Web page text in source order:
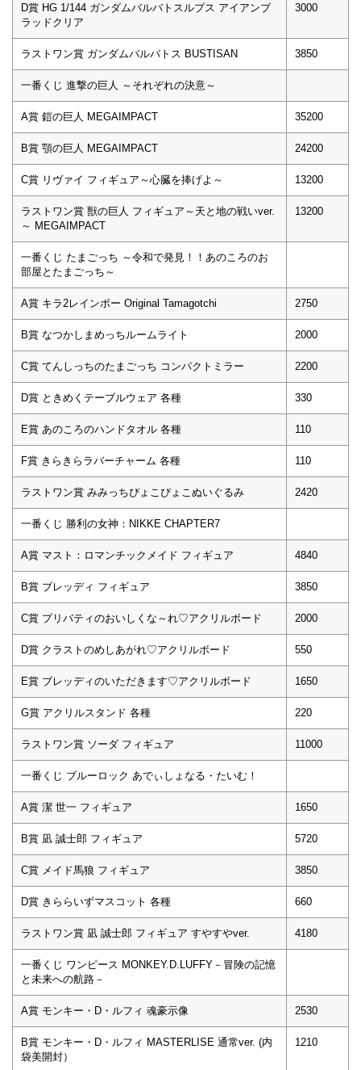
D賞 HG 1/144 ガンダムバルバトスルプス アイアンブ
ラッドクリア
3000
ラストワン賞 ガンダムバルバトス BUSTISAN 3850
一番くじ 進撃の巨人 ～それぞれの決意～
A賞 鎧の巨人 MEGAIMPACT 35200
B賞 顎の巨人 MEGAIMPACT 24200
C賞 リヴァイ フィギュア～心臓を捧げよ～ 13200
ラストワン賞 獣の巨人 フィギュア～天と地の戦いver.
～ MEGAIMPACT
13200
一番くじ たまごっち ～令和で発見！！あのころのお
部屋とたまごっち～
A賞 キラ2レインボー Original Tamagotchi 2750
B賞 なつかしまめっちルームライト 2000
C賞 てんしっちのたまごっち コンパクトミラー 2200
D賞 ときめくテーブルウェア 各種 330
E賞 あのころのハンドタオル 各種 110
F賞 きらきらラバーチャーム 各種 110
ラストワン賞 みみっちぴょこぴょこぬいぐるみ 2420
一番くじ 勝利の女神：NIKKE CHAPTER7
A賞 マスト：ロマンチックメイド フィギュア 4840
B賞 ブレッディ フィギュア 3850
C賞 プリバティのおいしくな～れ♡アクリルボード 2000
D賞 クラストのめしあがれ♡アクリルボード 550
E賞 ブレッディのいただきます♡アクリルボード 1650
G賞 アクリルスタンド 各種 220
ラストワン賞 ソーダ フィギュア 11000
一番くじ ブルーロック あでぃしょなる・たいむ！
A賞 潔 世一 フィギュア 1650
B賞 凪 誠士郎 フィギュア 5720
C賞 メイド馬狼 フィギュア 3850
D賞 きららいずマスコット 各種 660
ラストワン賞 凪 誠士郎 フィギュア すやすやver. 4180
一番くじ ワンピース MONKEY.D.LUFFY－冒険の記憶
と未来への航路－
A賞 モンキー・D・ルフィ 魂豪示像 2530
B賞 モンキー・D・ルフィ MASTERLISE 通常ver. (内
袋美開封）
1210